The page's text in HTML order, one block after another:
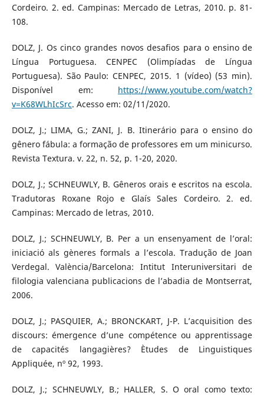
Cordeiro. 2. ed. Campinas: Mercado de Letras, 2010. p. 81-
108.
DOLZ, J. Os cinco grandes novos desafios para o ensino de
Língua Portuguesa. CENPEC (Olimpíadas de Língua
Portuguesa). São Paulo: CENPEC, 2015. 1 (vídeo) (53 min).
Disponível em: https://www.youtube.com/watch?
v=K68WLhIcSrc. Acesso em: 02/11/2020.
DOLZ, J.; LIMA, G.; ZANI, J. B. Itinerário para o ensino do
gênero fábula: a formação de professores em um minicurso.
Revista Textura. v. 22, n. 52, p. 1-20, 2020.
DOLZ, J.; SCHNEUWLY, B. Gêneros orais e escritos na escola.
Tradutoras Roxane Rojo e Glaís Sales Cordeiro. 2. ed.
Campinas: Mercado de letras, 2010.
DOLZ, J.; SCHNEUWLY, B. Per a un ensenyament de l’oral:
iniciació als gèneres formals a l’escola. Tradução de Joan
Verdegal. València/Barcelona: Intitut Interuniversitari de
filologia valenciana publicacions de l’abadia de Montserrat,
2006.
DOLZ, J.; PASQUIER, A.; BRONCKART, J-P. L’acquisition des
discours: émergence d’une compétence ou apprentissage
de capacités langagières? Ètudes de Linguistiques
Appliquée, nº 92, 1993.
DOLZ, J.; SCHNEUWLY, B.; HALLER, S. O oral como texto: